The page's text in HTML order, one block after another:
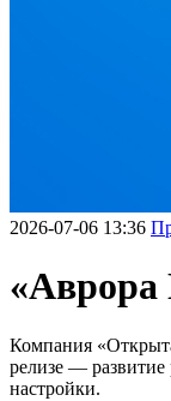
2026-07-06 13:36
«Аврора
Компания
релизе — развитие
настройки.